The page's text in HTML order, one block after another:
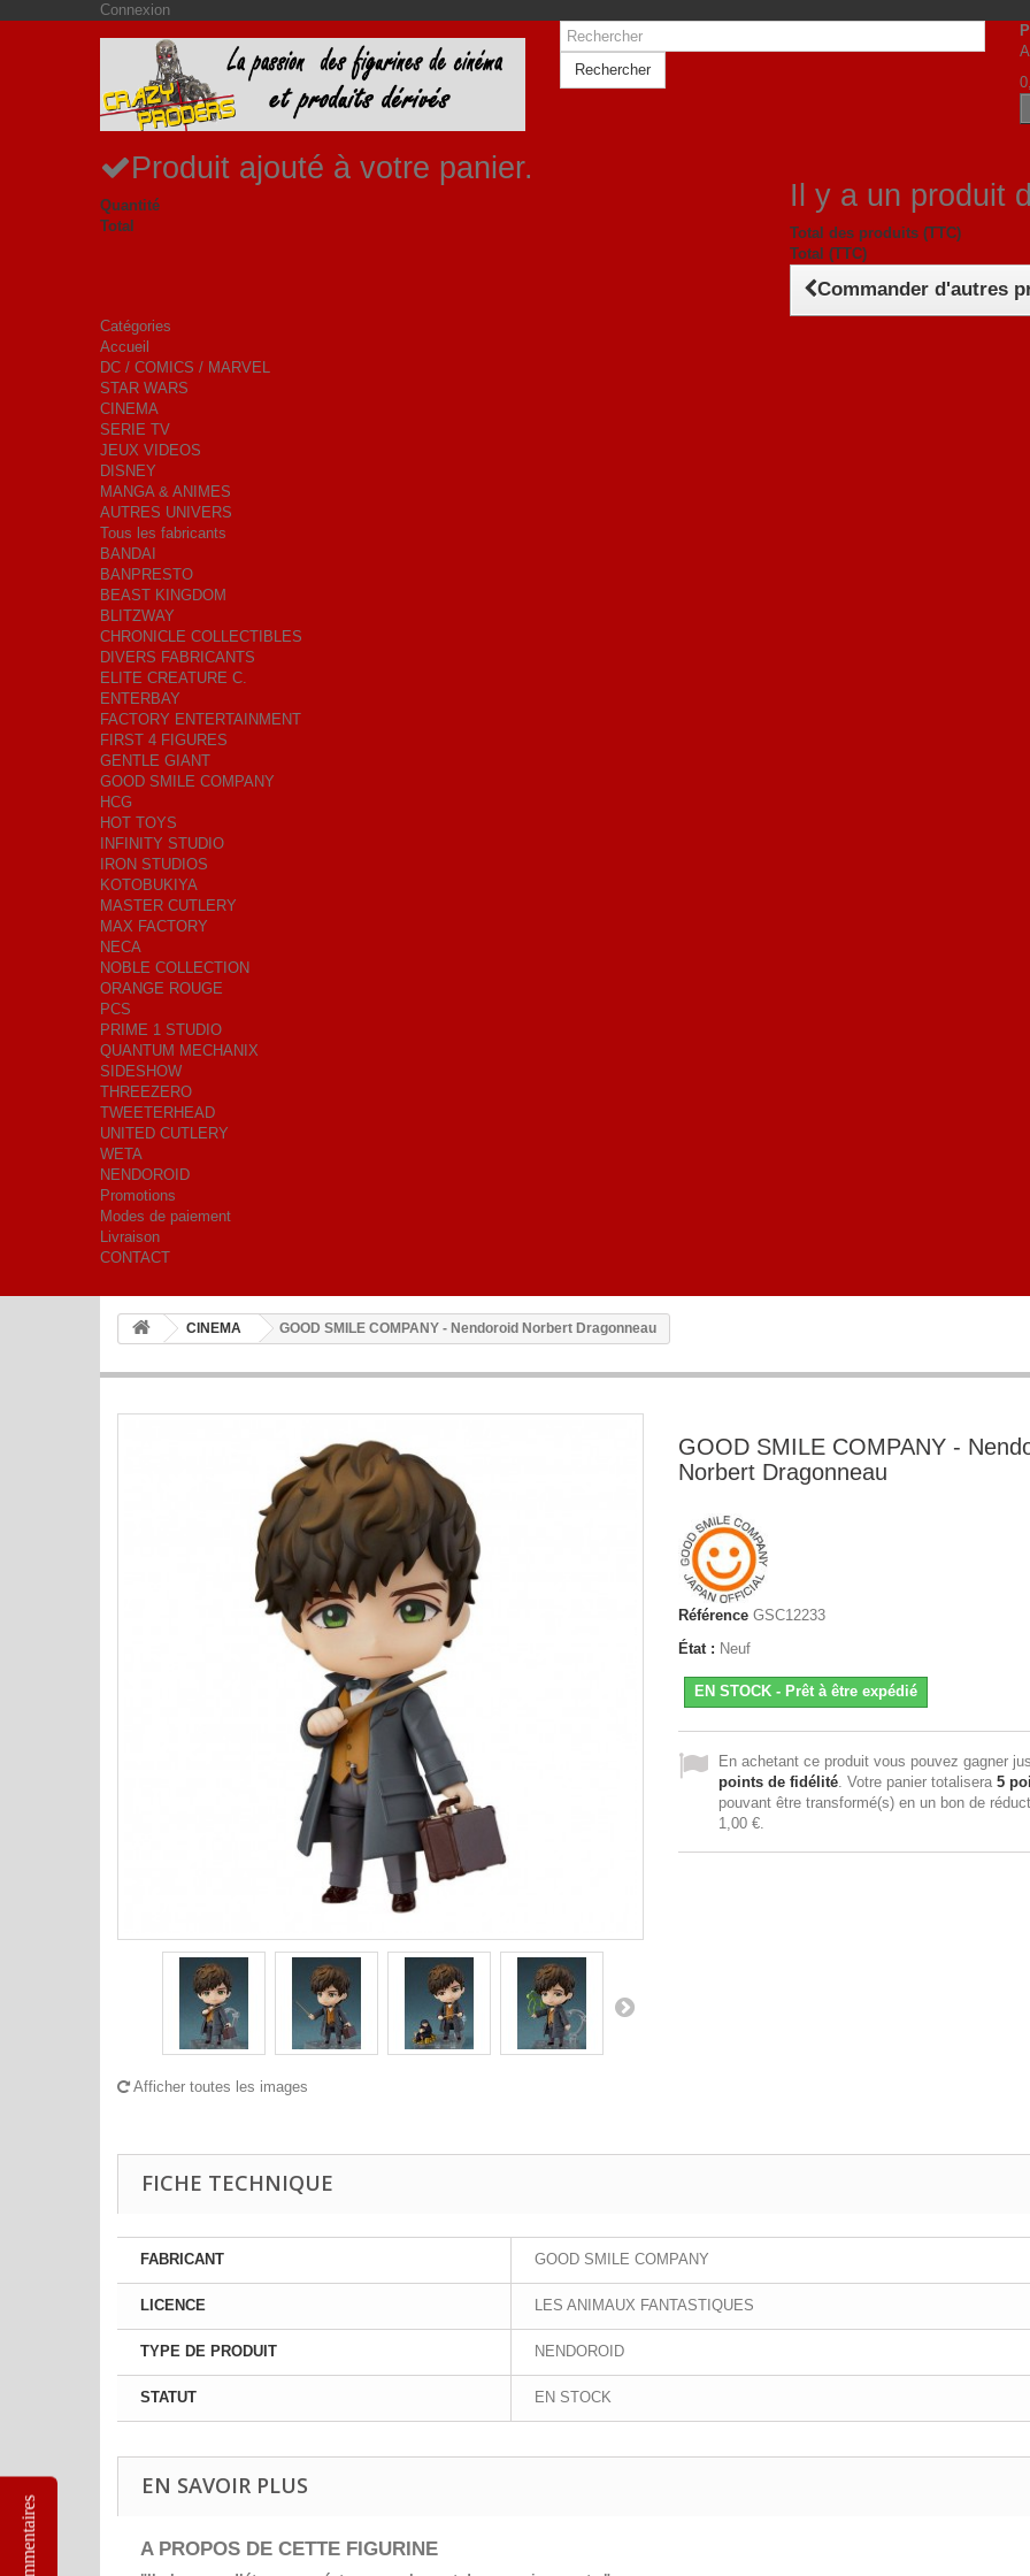
Connexion
Rechercher
Produit ajouté à votre panier.
Quantité
Total
Il y a un produit
Total des produits (TTC)
Total (TTC)
Commander d'autres
Catégories
Accueil
DC / COMICS / MARVEL
STAR WARS
CINEMA
SERIE TV
JEUX VIDEOS
DISNEY
MANGA & ANIMES
AUTRES UNIVERS
Tous les fabricants
BANDAI
BANPRESTO
BEAST KINGDOM
BLITZWAY
CHRONICLE COLLECTIBLES
DIVERS FABRICANTS
ELITE CREATURE C.
ENTERBAY
FACTORY ENTERTAINMENT
FIRST 4 FIGURES
GENTLE GIANT
GOOD SMILE COMPANY
HCG
HOT TOYS
INFINITY STUDIO
IRON STUDIOS
KOTOBUKIYA
MASTER CUTLERY
MAX FACTORY
NECA
NOBLE COLLECTION
ORANGE ROUGE
PCS
PRIME 1 STUDIO
QUANTUM MECHANIX
SIDESHOW
THREEZERO
TWEETERHEAD
UNITED CUTLERY
WETA
NENDOROID
Promotions
Modes de paiement
Livraison
CONTACT
CINEMA GOOD SMILE COMPANY - Nendoroid Norbert Dragonneau
Afficher toutes les images
GOOD SMILE COMPANY -
Norbert Dragonneau
Référence GSC12233
État : Neuf
EN STOCK - Prêt à être expédié
En achetant ce produit vous pouvez gagner
points de fidélité. Votre panier totalisera 5
pouvant être transformé(s) en un bon de
1,00 €.
FICHE TECHNIQUE
FABRICANT GOOD SMILE COMPANY
LICENCE LES ANIMAUX FANTASTIQUES
TYPE DE PRODUIT NENDOROID
STATUT EN STOCK
EN SAVOIR PLUS
A PROPOS DE CETTE FIGURINE
Commentaires